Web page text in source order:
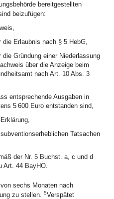
bereitgestellten
beizufügen:
die Erlaubnis nach § 5 HebG,
die Gründung einer Niederlassung
über die Anzeige beim
nach Art. 10 Abs. 3
entsprechende Ausgaben in
5 600 Euro entstanden sind,
Tatsachen
der Nr. 5 Buchst. a, c und d
Art. 44 BayHO.
sechs Monaten nach
zu stellen. 5Verspätet